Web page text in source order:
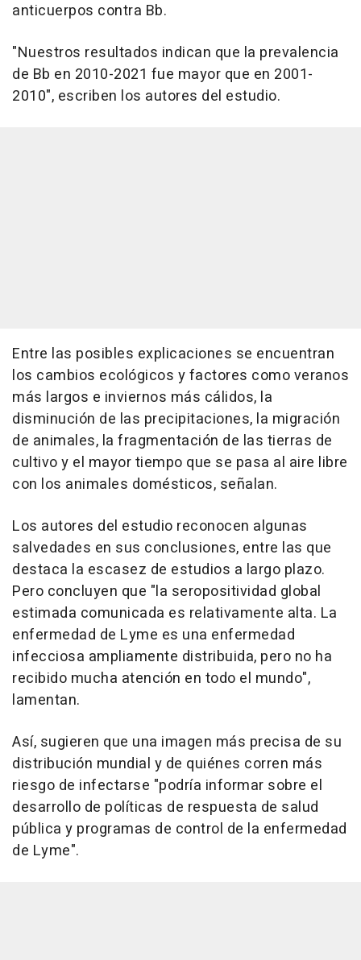
anticuerpos contra Bb.
"Nuestros resultados indican que la prevalencia
de Bb en 2010-2021 fue mayor que en 2001-
2010", escriben los autores del estudio.
Entre las posibles explicaciones se encuentran
los cambios ecológicos y factores como veranos
más largos e inviernos más cálidos, la
disminución de las precipitaciones, la migración
de animales, la fragmentación de las tierras de
cultivo y el mayor tiempo que se pasa al aire libre
con los animales domésticos, señalan.
Los autores del estudio reconocen algunas
salvedades en sus conclusiones, entre las que
destaca la escasez de estudios a largo plazo.
Pero concluyen que "la seropositividad global
estimada comunicada es relativamente alta. La
enfermedad de Lyme es una enfermedad
infecciosa ampliamente distribuida, pero no ha
recibido mucha atención en todo el mundo",
lamentan.
Así, sugieren que una imagen más precisa de su
distribución mundial y de quiénes corren más
riesgo de infectarse "podría informar sobre el
desarrollo de políticas de respuesta de salud
pública y programas de control de la enfermedad
de Lyme".